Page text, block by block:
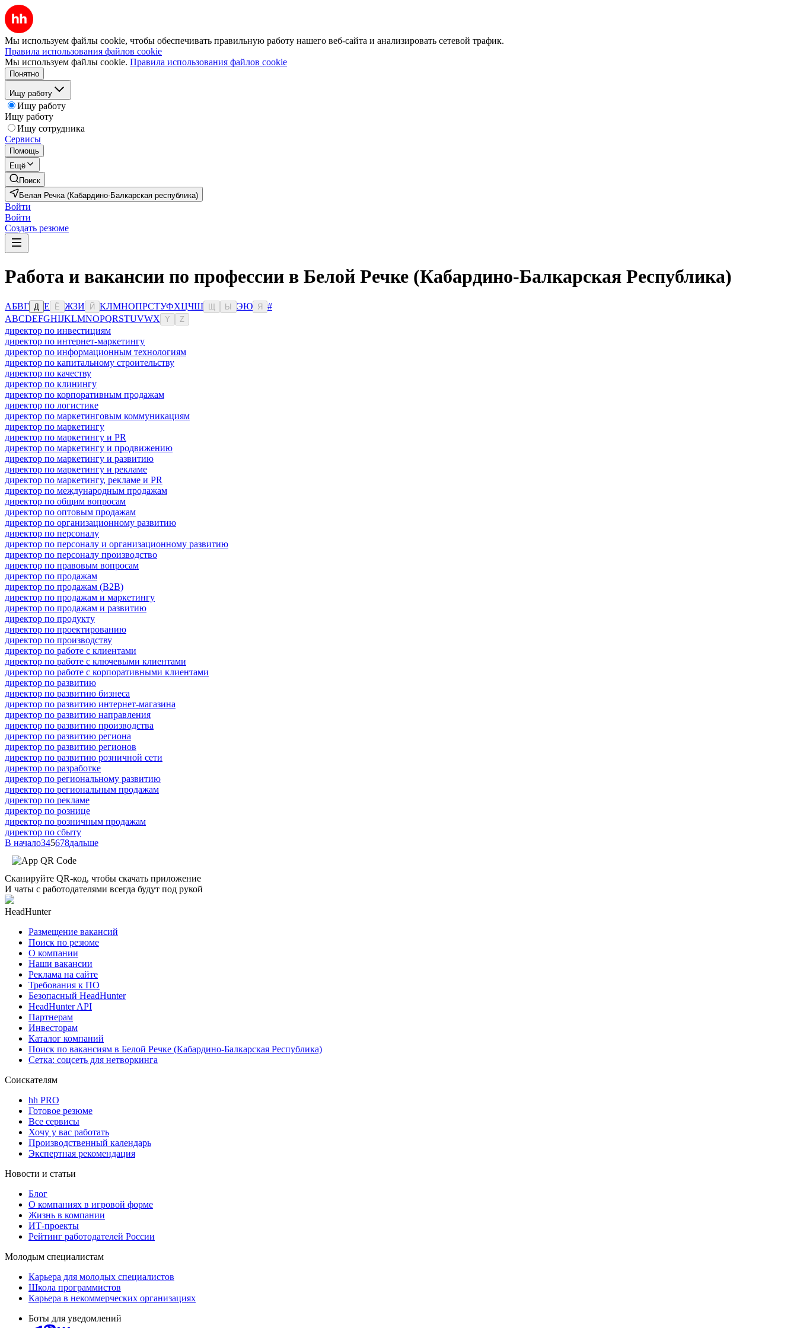
Мы используем файлы cookie, чтобы обеспечивать правильную работу нашего веб-сайта и анализировать сетевой трафик.
Правила использования файлов cookie
Мы используем файлы cookie. Правила использования файлов cookie
Понятно
Ищу работу
Ищу работу
Ищу работу
Ищу сотрудника
Сервисы
Помощь
Ещё
Поиск
Белая Речка (Кабардино-Балкарская республика)
Войти
Войти
Создать резюме
Работа и вакансии по профессии в Белой Речке (Кабардино-Балкарская Республика)
АБВГ Д Е Ё ЖЗИ Й КЛМНОПРСТУФХЦЧШ Ы ЭЮ Я
#
ABCDEFGHIJKLMNOPQRSTUVWX Y Z
директор по инвестициям
директор по интернет-маркетингу
директор по информационным технологиям
директор по капитальному строительству
директор по качеству
директор по клинингу
директор по корпоративным продажам
директор по логистике
директор по маркетинговым коммуникациям
директор по маркетингу
директор по маркетингу и PR
директор по маркетингу и продвижению
директор по маркетингу и развитию
директор по маркетингу и рекламе
директор по маркетингу, рекламе и PR
директор по международным продажам
директор по общим вопросам
директор по оптовым продажам
директор по организационному развитию
директор по персоналу
директор по персоналу и организационному развитию
директор по персоналу производство
директор по правовым вопросам
директор по продажам
директор по продажам (B2B)
директор по продажам и маркетингу
директор по продажам и развитию
директор по продукту
директор по проектированию
директор по производству
директор по работе с клиентами
директор по работе с ключевыми клиентами
директор по работе с корпоративными клиентами
директор по развитию
директор по развитию бизнеса
директор по развитию интернет-магазина
директор по развитию направления
директор по развитию производства
директор по развитию региона
директор по развитию регионов
директор по развитию розничной сети
директор по разработке
директор по региональному развитию
директор по региональным продажам
директор по рекламе
директор по рознице
директор по розничным продажам
директор по сбыту
В начало345678дальше
Сканируйте QR-код, чтобы скачать приложение
И чаты с работодателями всегда будут под рукой
HeadHunter
Размещение вакансий
Поиск по резюме
О компании
Наши вакансии
Реклама на сайте
Требования к ПО
Безопасный HeadHunter
HeadHunter API
Партнерам
Инвесторам
Каталог компаний
Поиск по вакансиям в Белой Речке (Кабардино-Балкарская Республика)
Сетка: соцсеть для нетворкинга
Соискателям
hh PRO
Готовое резюме
Все сервисы
Хочу у вас работать
Производственный календарь
Экспертная рекомендация
Новости и статьи
Блог
О компаниях в игровой форме
Жизнь в компании
ИТ-проекты
Рейтинг работодателей России
Молодым специалистам
Карьера для молодых специалистов
Школа программистов
Карьера в некоммерческих организациях
Боты для уведомлений